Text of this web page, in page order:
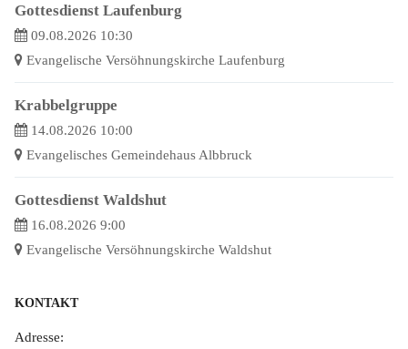
Gottesdienst Laufenburg
09.08.2026 10:30
Evangelische Versöhnungskirche Laufenburg
Krabbelgruppe
14.08.2026 10:00
Evangelisches Gemeindehaus Albbruck
Gottesdienst Waldshut
16.08.2026 9:00
Evangelische Versöhnungskirche Waldshut
KONTAKT
Adresse: